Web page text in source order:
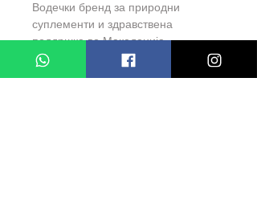
Водечки бренд за природни
суплементи и здравствена
поддршка во Македонија
-www.Bio .mk